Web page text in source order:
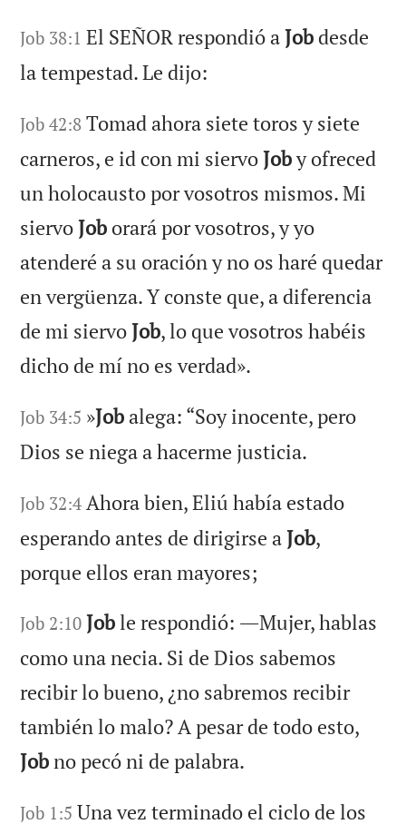
Job 38:1 El SEÑOR respondió aJob desde
la tempestad. Le dijo:
Job 42:8 Tomad ahora siete toros y siete
carneros, e id con mi siervoJoby ofreced
un holocausto por vosotros mismos. Mi
siervoJob orará por vosotros, y yo
atenderé a su oración y no os haré quedar
en vergüenza. Y conste que, a diferencia
de mi siervoJob, lo que vosotros habéis
dicho de mí no es verdad».
Job 34:5 »Job alega: “Soy inocente, pero
Dios se niega a hacerme justicia.
Job 32:4 Ahora bien, Eliú había estado
esperando antes de dirigirse aJob,
porque ellos eran mayores;
Job 2:10 Joble respondió: ―Mujer, hablas
como una necia. Si de Dios sabemos
recibir lo bueno, ¿no sabremos recibir
también lo malo? A pesar de todo esto,
Jobno pecó ni de palabra.
Job 1:5 Una vez terminado el ciclo de los